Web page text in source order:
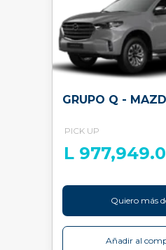
GRUPO Q -
PICK UP
L
Quiero más
Añadir al